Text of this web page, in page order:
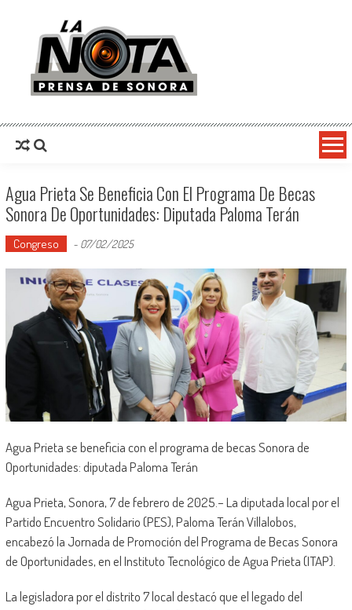
La Nota Prensa De Sonora
Agua Prieta Se Beneficia Con El Programa De Becas
Sonora De Oportunidades: Diputada Paloma Terán
Congreso - 07/02/2025
Agua Prieta se beneficia con el programa de becas Sonora de
Oportunidades: diputada Paloma Terán
Agua Prieta, Sonora, 7 de febrero de 2025.– La diputada local por el
Partido Encuentro Solidario (PES), Paloma Terán Villalobos,
encabezó la Jornada de Promoción del Programa de Becas Sonora
de Oportunidades, en el Instituto Tecnológico de Agua Prieta (ITAP).
La legisladora por el distrito 7 local destacó que el legado del